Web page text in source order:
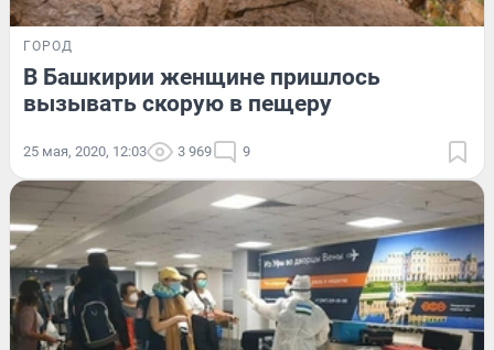
ГОРОД
В Башкирии женщине пришлось
вызывать скорую в пещеру
25 мая, 2020, 12:03 3 969 9